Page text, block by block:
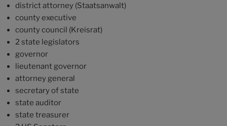
district attorney (Staatsanwalt)
county executive
county council (Kreisrat)
2 state legislators
governor
lieutenant governor
attorney general
secretary of state
state auditor
state treasurer